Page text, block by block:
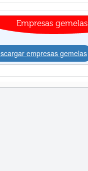
Empresas gemelas
empresas gemelas